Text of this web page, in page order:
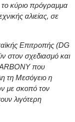
κύριο πρόγραμμα
αλιείας, σε
Επιτροπής (DG
στον σχεδιασμό και
που
τη Μεσόγειο η
με σκοπό τον
λιγότερη